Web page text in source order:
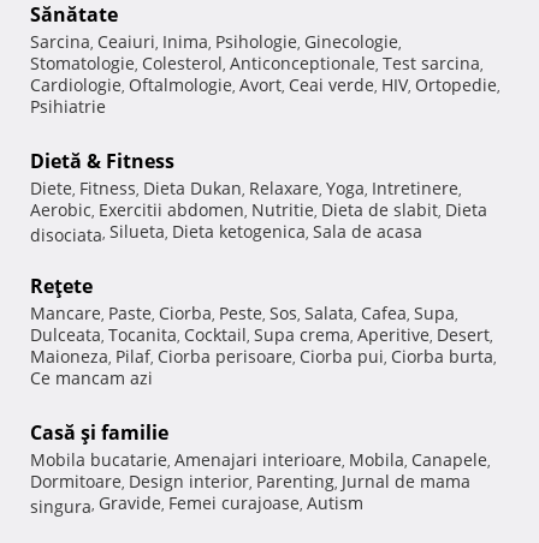
Sănătate
Sarcina, Ceaiuri, Inima, Psihologie, Ginecologie,
Stomatologie, Colesterol, Anticonceptionale, Test sarcina,
Cardiologie, Oftalmologie, Avort, Ceai verde, HIV, Ortopedie,
Psihiatrie
Dietă & Fitness
Diete, Fitness, Dieta Dukan, Relaxare, Yoga, Intretinere,
Aerobic, Exercitii abdomen, Nutritie, Dieta de slabit, Dieta
disociata, Silueta, Dieta ketogenica, Sala de acasa
Reţete
Mancare, Paste, Ciorba, Peste, Sos, Salata, Cafea, Supa,
Dulceata, Tocanita, Cocktail, Supa crema, Aperitive, Desert,
Maioneza, Pilaf, Ciorba perisoare, Ciorba pui, Ciorba burta,
Ce mancam azi
Casă şi familie
Mobila bucatarie, Amenajari interioare, Mobila, Canapele,
Dormitoare, Design interior, Parenting, Jurnal de mama
singura, Gravide, Femei curajoase, Autism